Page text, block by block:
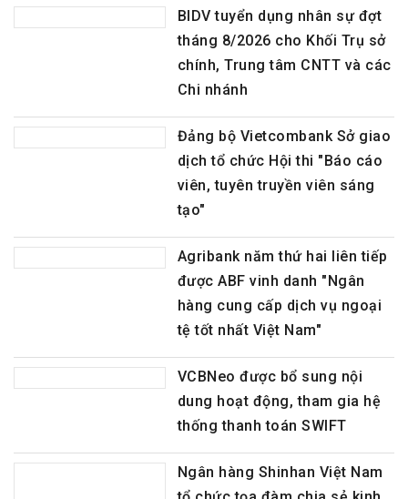
BIDV tuyển dụng nhân sự đợt
tháng 8/2026 cho Khối Trụ sở
chính, Trung tâm CNTT và các
Đảng bộ Vietcombank Sở giao
dịch tổ chức Hội thi "Báo cáo
viên, tuyên truyền viên sáng
tạo"
Agribank năm thứ hai liên tiếp
được ABF vinh danh "Ngân
hàng cung cấp dịch vụ ngoại
tệ tốt nhất Việt Nam"
VCBNeo được bổ sung nội
dung hoạt động, tham gia hệ
thống thanh toán SWIFT
Ngân hàng Shinhan Việt Nam